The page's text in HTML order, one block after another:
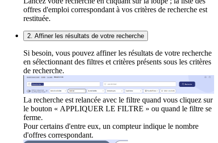
offres d'emploi correspondant à vos critères de recherche est
restituée.
2. Affiner les résultats de votre recherche
Si besoin, vous pouvez affiner les résultats de votre recherche
en sélectionnant des filtres et critères présents sous les critères
de recherche.
La recherche est relancée avec le filtre quand vous cliquez sur
le bouton « APPLIQUER LE FILTRE » ou quand le filtre se
ferme.
Pour certains d'entre eux, un compteur indique le nombre
d'offres correspondant.